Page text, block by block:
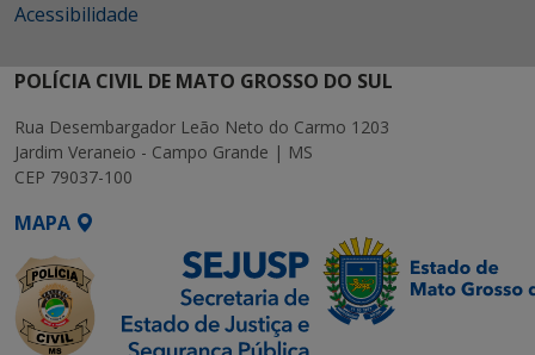
Acessibilidade
POLÍCIA CIVIL DE MATO GROSSO DO SUL
Rua Desembargador Leão Neto do Carmo 1203
Jardim Veraneio - Campo Grande | MS
CEP 79037-100
MAPA